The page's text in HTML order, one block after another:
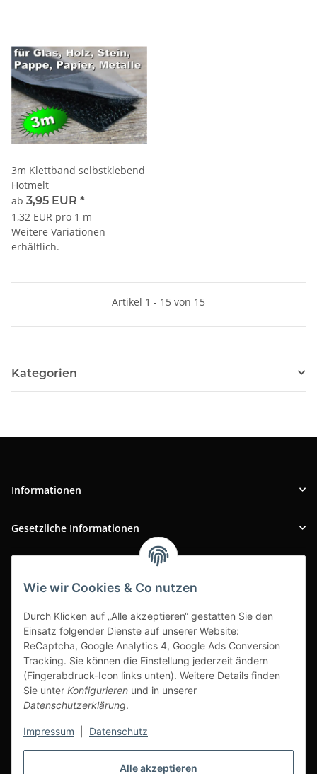
Alle akzeptieren
Wie wir Cookies & Co nutzen
Durch Klicken auf „Alle akzeptieren“ gestatten Sie den
Einsatz folgender Dienste auf unserer Website:
ReCaptcha, Google Analytics 4, Google Ads Conversion
Tracking. Sie können die Einstellung jederzeit ändern
(Fingerabdruck-Icon links unten). Weitere Details finden
Sie unter Konfigurieren und in unserer
Datenschutzerklärung.
Impressum Datenschutz
3m Klettband selbstklebend
Hotmelt
ab 3,95 EUR *
1,32 EUR pro 1 m
Weitere Variationen
erhältlich.
Artikel 1 - 15 von 15
Kategorien
Informationen
Gesetzliche Informationen